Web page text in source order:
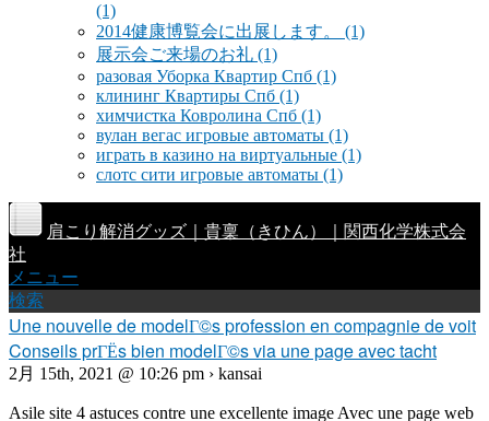
(1)
2014健康博覧会に出展します。 (1)
展示会ご来場のお礼 (1)
разовая Уборка Квартир Спб (1)
клининг Квартиры Спб (1)
химчистка Ковролина Спб (1)
вулан вегас игровые автоматы (1)
играть в казино на виртуальные (1)
слотс сити игровые автоматы (1)
肩こり解消グッズ｜貴稟（きひん）｜関西化学株式会
社
メニュー
検索
Une nouvelle de modelГ©s profession en compagnie de voit
Conseils prГЁs bien modelГ©s via une page avec tacht
2月 15th, 2021 @ 10:26 pm › kansai
Asile site 4 astuces contre une excellente image Avec une page web